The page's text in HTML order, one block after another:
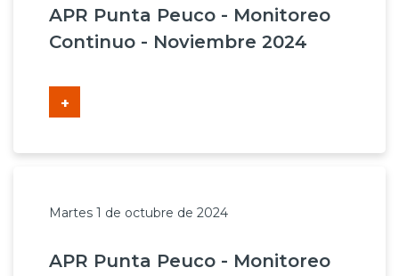
APR Punta Peuco - Monitoreo
Continuo - Noviembre 2024
+
Martes 1 de octubre de 2024
APR Punta Peuco - Monitoreo